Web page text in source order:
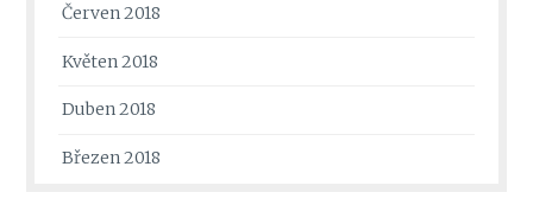
Červen 2018
Květen 2018
Duben 2018
Březen 2018